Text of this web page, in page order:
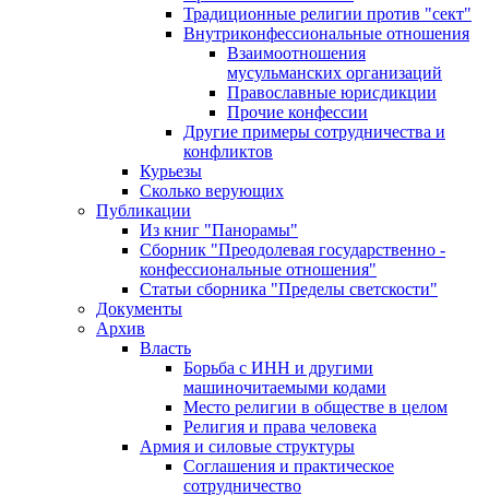
Традиционные религии против "сект"
Внутриконфессиональные отношения
Взаимоотношения
мусульманских организаций
Православные юрисдикции
Прочие конфессии
Другие примеры сотрудничества и
конфликтов
Курьезы
Сколько верующих
Публикации
Из книг "Панорамы"
Сборник "Преодолевая государственно -
конфессиональные отношения"
Статьи сборника "Пределы светскости"
Документы
Архив
Власть
Борьба с ИНН и другими
машиночитаемыми кодами
Место религии в обществе в целом
Религия и права человека
Армия и силовые структуры
Соглашения и практическое
сотрудничество